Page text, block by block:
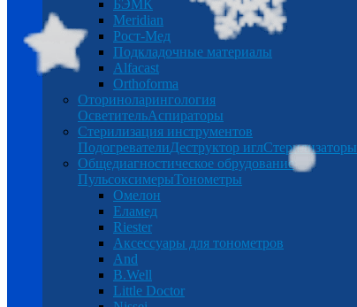
БЭМК
Meridian
Рост-Мед
Подкладочные материалы
Alfacast
Orthoforma
Оториноларингология
ОсветительАспираторы
Стерилизация инструментов
ПодогревателиДеструктор иглСтерилизаторы
Общедиагностическое обрудование
ПульсоксимерыТонометры
Омелон
Еламед
Riester
Аксессуары для тонометров
And
B.Well
Little Doctor